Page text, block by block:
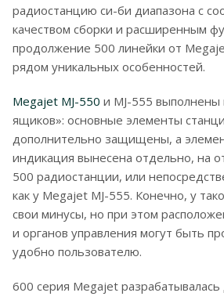
радиостанцию си-би диапазона с
качеством сборки и расширенным
продолжение 500 линейки от
рядом уникальных особенностей.
Megajet MJ-550 и MJ-555
ящиков»: основные элементы
дополнительно защищены, а
индикация вынесена отдельно, на
500 радиостанции, или
как у Megajet MJ-555. Конечно, у
свои минусы, но при этом
и органов управления могут быть
удобно пользователю.
600 серия Megajet разрабатывалась